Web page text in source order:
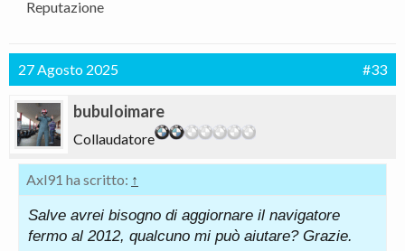
Reputazione
27 Agosto 2025 #33
bubuloimare
Collaudatore
Axl91 ha scritto: ↑
Salve avrei bisogno di aggiornare il navigatore
fermo al 2012, qualcuno mi può aiutare? Grazie.